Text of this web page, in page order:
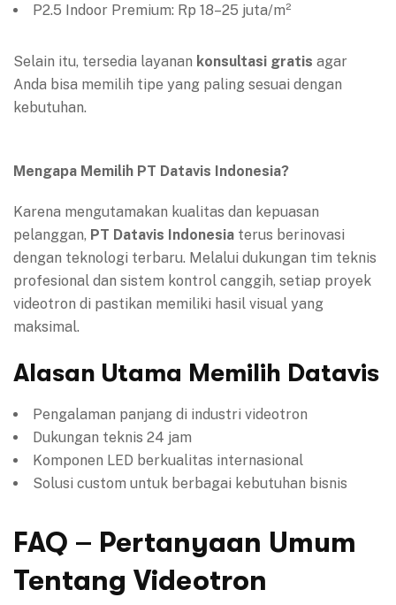
P2.5 Indoor Premium: Rp 18–25 juta/m²
Selain itu, tersedia layanan konsultasi gratis agar
Anda bisa memilih tipe yang paling sesuai dengan
kebutuhan.
Mengapa Memilih PT Datavis Indonesia?
Karena mengutamakan kualitas dan kepuasan
pelanggan, PT Datavis Indonesia terus berinovasi
dengan teknologi terbaru. Melalui dukungan tim teknis
profesional dan sistem kontrol canggih, setiap proyek
videotron di pastikan memiliki hasil visual yang
maksimal.
Alasan Utama Memilih Datavis
Pengalaman panjang di industri videotron
Dukungan teknis 24 jam
Komponen LED berkualitas internasional
Solusi custom untuk berbagai kebutuhan bisnis
FAQ – Pertanyaan Umum
Tentang Videotron